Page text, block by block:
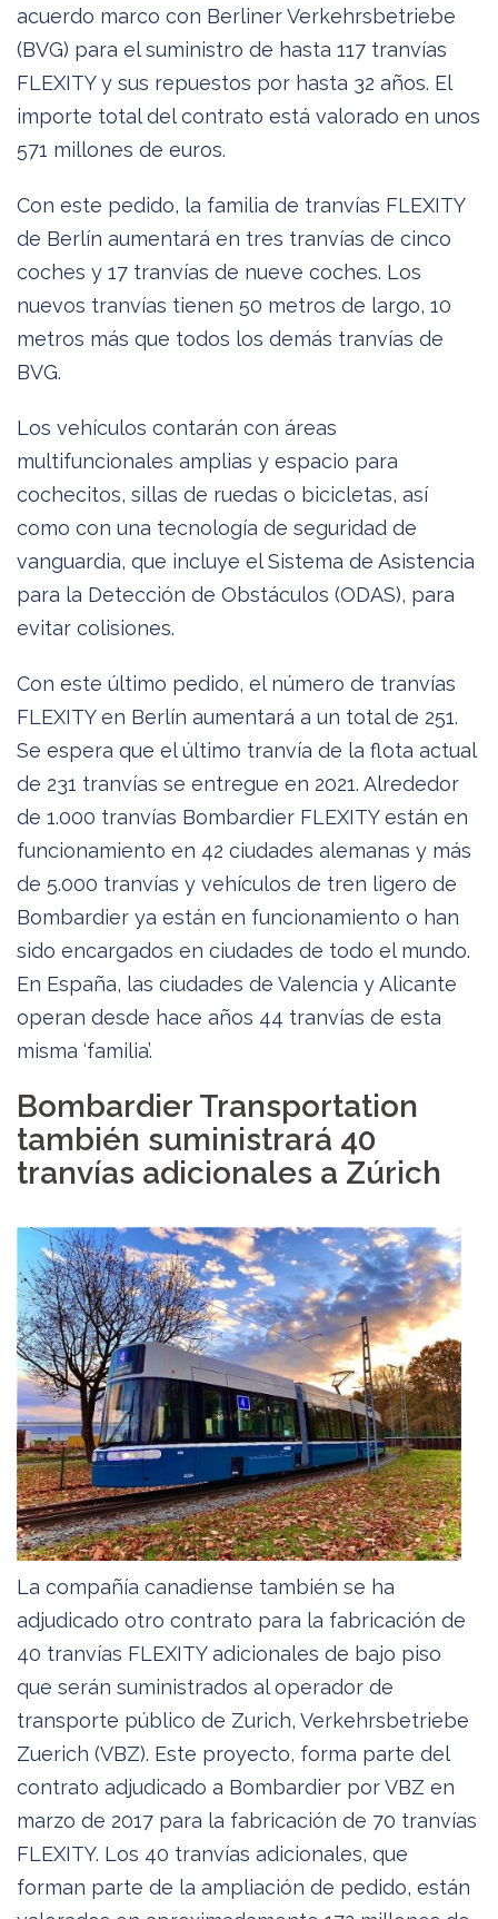
acuerdo marco con Berliner Verkehrsbetriebe
(BVG) para el suministro de hasta 117 tranvías
FLEXITY y sus repuestos por hasta 32 años. El
importe total del contrato está valorado en unos
571 millones de euros.
Con este pedido, la familia de tranvías FLEXITY
de Berlín aumentará en tres tranvías de cinco
coches y 17 tranvías de nueve coches. Los
nuevos tranvías tienen 50 metros de largo, 10
metros más que todos los demás tranvías de
BVG.
Los vehículos contarán con áreas
multifuncionales amplias y espacio para
cochecitos, sillas de ruedas o bicicletas, así
como con una tecnología de seguridad de
vanguardia, que incluye el Sistema de Asistencia
para la Detección de Obstáculos (ODAS), para
evitar colisiones.
Con este último pedido, el número de tranvías
FLEXITY en Berlín aumentará a un total de 251.
Se espera que el último tranvía de la flota actual
de 231 tranvías se entregue en 2021. Alrededor
de 1.000 tranvías Bombardier FLEXITY están en
funcionamiento en 42 ciudades alemanas y más
de 5.000 tranvías y vehículos de tren ligero de
Bombardier ya están en funcionamiento o han
sido encargados en ciudades de todo el mundo.
En España, las ciudades de Valencia y Alicante
operan desde hace años 44 tranvías de esta
misma ‘familia’.
Bombardier Transportation
también suministrará 40
tranvías adicionales a Zúrich
La compañía canadiense también se ha
adjudicado otro contrato para la fabricación de
40 tranvías FLEXITY adicionales de bajo piso
que serán suministrados al operador de
transporte público de Zurich, Verkehrsbetriebe
Zuerich (VBZ). Este proyecto, forma parte del
contrato adjudicado a Bombardier por VBZ en
marzo de 2017 para la fabricación de 70 tranvías
FLEXITY. Los 40 tranvías adicionales, que
forman parte de la ampliación de pedido, están